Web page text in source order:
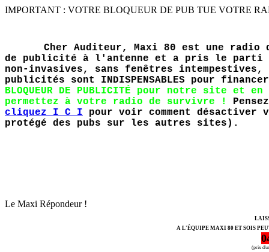
IMPORTANT : VOTRE BLOQUEUR DE PUB TUE VOTRE
Cher Auditeur, Maxi 80 est une
de publicité à l'antenne et a pris le parti
non-invasives, sans fenêtres intempestives,
publicités sont INDISPENSABLES pour
BLOQUEUR DE PUBLICITÉ pour notre site
permettez à votre radio de survivre !
cliquez I C I pour voir comment désactiver
protégé des pubs sur les autres sites).
Le Maxi Répondeur !
A L'ÉQUIPE MAXI 80 ET SOIS
(prix